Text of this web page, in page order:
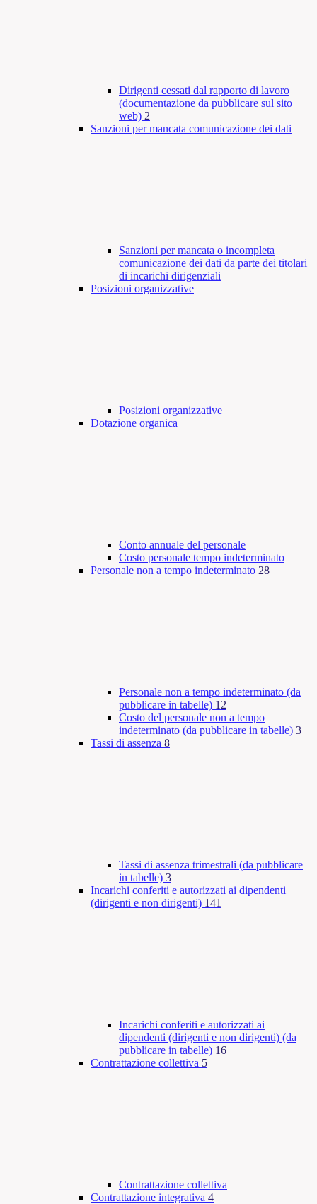
Dirigenti cessati dal rapporto di lavoro
(documentazione da pubblicare sul sito
web) 2
Sanzioni per mancata comunicazione dei dati
Sanzioni per mancata o incompleta
comunicazione dei dati da parte dei titolari
di incarichi dirigenziali
Posizioni organizzative
Posizioni organizzative
Dotazione organica
Conto annuale del personale
Costo personale tempo indeterminato
Personale non a tempo indeterminato 28
Personale non a tempo indeterminato (da
pubblicare in tabelle) 12
Costo del personale non a tempo
indeterminato (da pubblicare in tabelle) 3
Tassi di assenza 8
Tassi di assenza trimestrali (da pubblicare
in tabelle) 3
Incarichi conferiti e autorizzati ai dipendenti
(dirigenti e non dirigenti) 141
Incarichi conferiti e autorizzati ai
dipendenti (dirigenti e non dirigenti) (da
pubblicare in tabelle) 16
Contrattazione collettiva 5
Contrattazione collettiva
Contrattazione integrativa 4